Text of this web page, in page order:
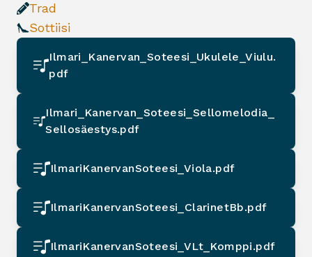
Trad
Sottiisi
Ilmari_Kanervan_Soteesi_Ukulele_Viulu.
pdf
Ilmari_Kanervan_Soteesi_Sellomelodia_
Sellosäestys.pdf
IlmariKanervanSoteesi_Viola.pdf
IlmariKanervanSoteesi_ClarinetBb.pdf
IlmariKanervanSoteesi_VLt_Komppi.pdf